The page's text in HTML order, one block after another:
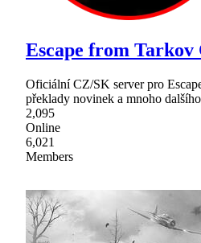
Escape from Tarkov
Oficiální CZ/SK server pro
překlady novinek a mnoho
2,095
Online
6,021
Members